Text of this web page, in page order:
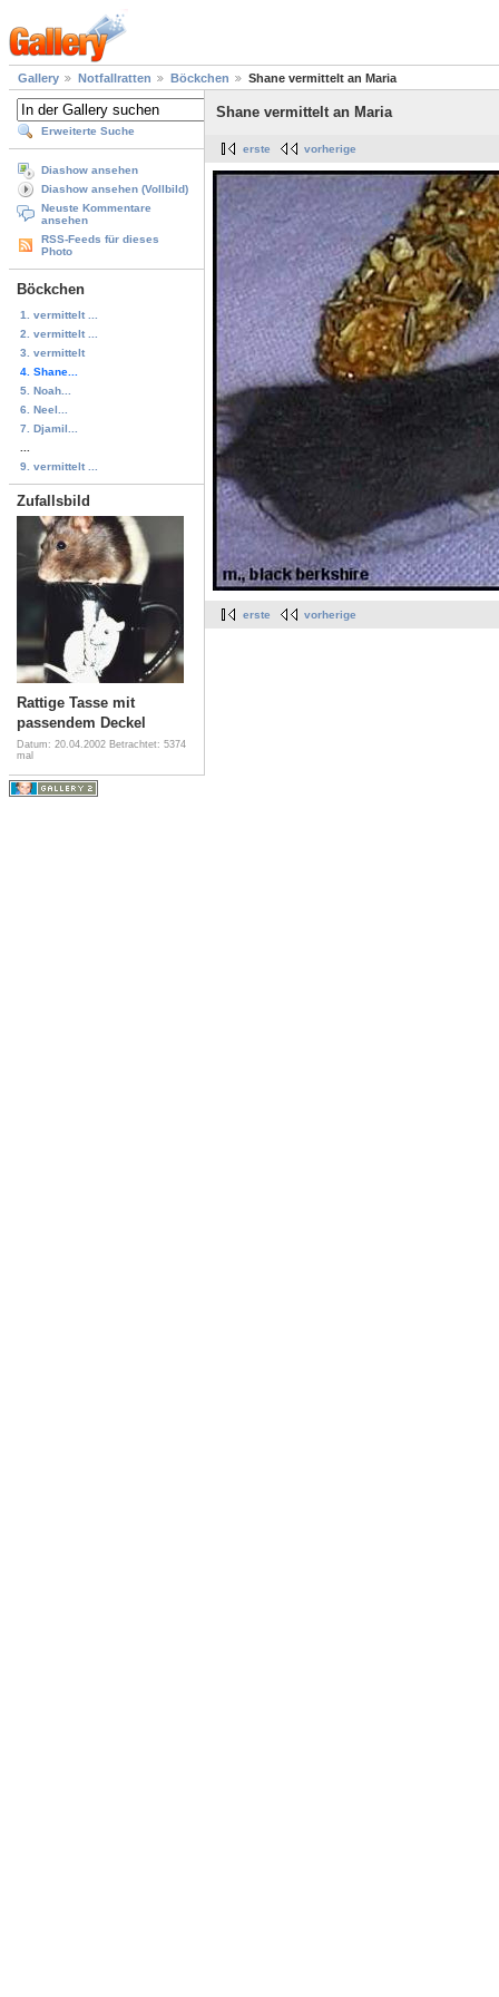
Gallery Notfallratten Böckchen Shane vermittelt an Maria
Erweiterte Suche
Diashow ansehen
Diashow ansehen (Vollbild)
Neuste Kommentare
ansehen
RSS-Feeds für dieses
Photo
Böckchen
1. vermittelt ...
2. vermittelt ...
3. vermittelt
4. Shane...
5. Noah...
6. Neel...
7. Djamil...
9. vermittelt ...
Zufallsbild
Rattige Tasse mit
passendem Deckel
Datum: 20.04.2002 Betrachtet: 5374
mal
Shane vermittelt an Maria
erste vorherige
erste vorherige